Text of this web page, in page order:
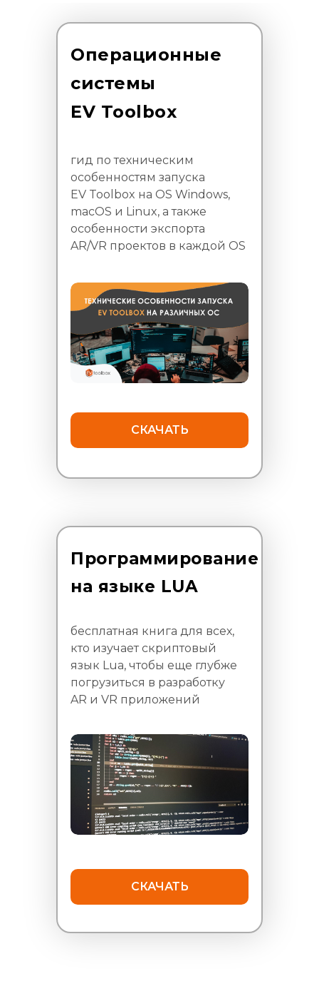
Операционные
системы
EV Toolbox
гид по техническим
особенностям запуска
EV Toolbox на OS Windows,
macOS и Linux, а также
особенности экспорта
AR/VR проектов в каждой OS
СКАЧАТЬ
Программирование
на языке LUA
бесплатная книга для всех,
кто изучает скриптовый
язык Lua, чтобы еще глубже
погрузиться в разработку
AR и VR приложений
СКАЧАТЬ